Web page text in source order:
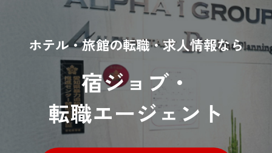
ホテル・旅館の転職・求人情報なら
宿ジョブ・
転職エージェント